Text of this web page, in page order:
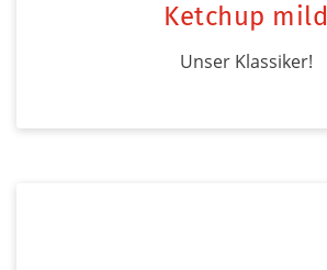
Ketchup mild
Unser Klassiker!